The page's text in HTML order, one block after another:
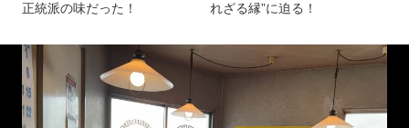
正統派の味だった！
れざる縁”に迫る！